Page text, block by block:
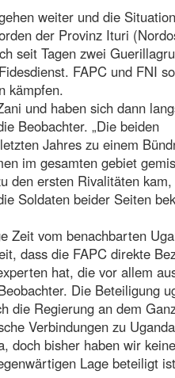
weiter und die
der Provinz Ituri
seit Tagen zwei
FAPC und FNI
kämpfen.
und haben sich dann
Beobachter. „Die beiden
Jahres zu einem
im gesamten gebiet
den ersten Rivalitäten
Soldaten beider Seiten
Zeit vom benachbarten
dass die FAPC direkte
hat, die vor allem
Die Beteiligung
die Regierung an dem
Verbindungen zu
doch bisher haben wir
Lage beteiligt